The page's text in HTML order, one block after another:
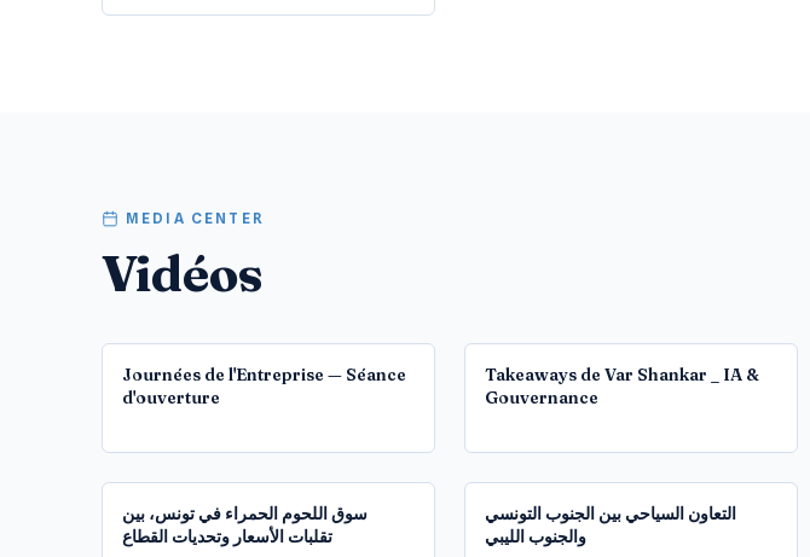
MEDIA CENTER
Vidéos
Journées de l'Entreprise — Séance
d'ouverture
Takeaways de Var Shankar _ IA &
Gouvernance
سوق اللحوم الحمراء في تونس، بين
تقلبات الأسعار وتحديات القطاع
التعاون السياحي بين الجنوب التونسي
والجنوب الليبي